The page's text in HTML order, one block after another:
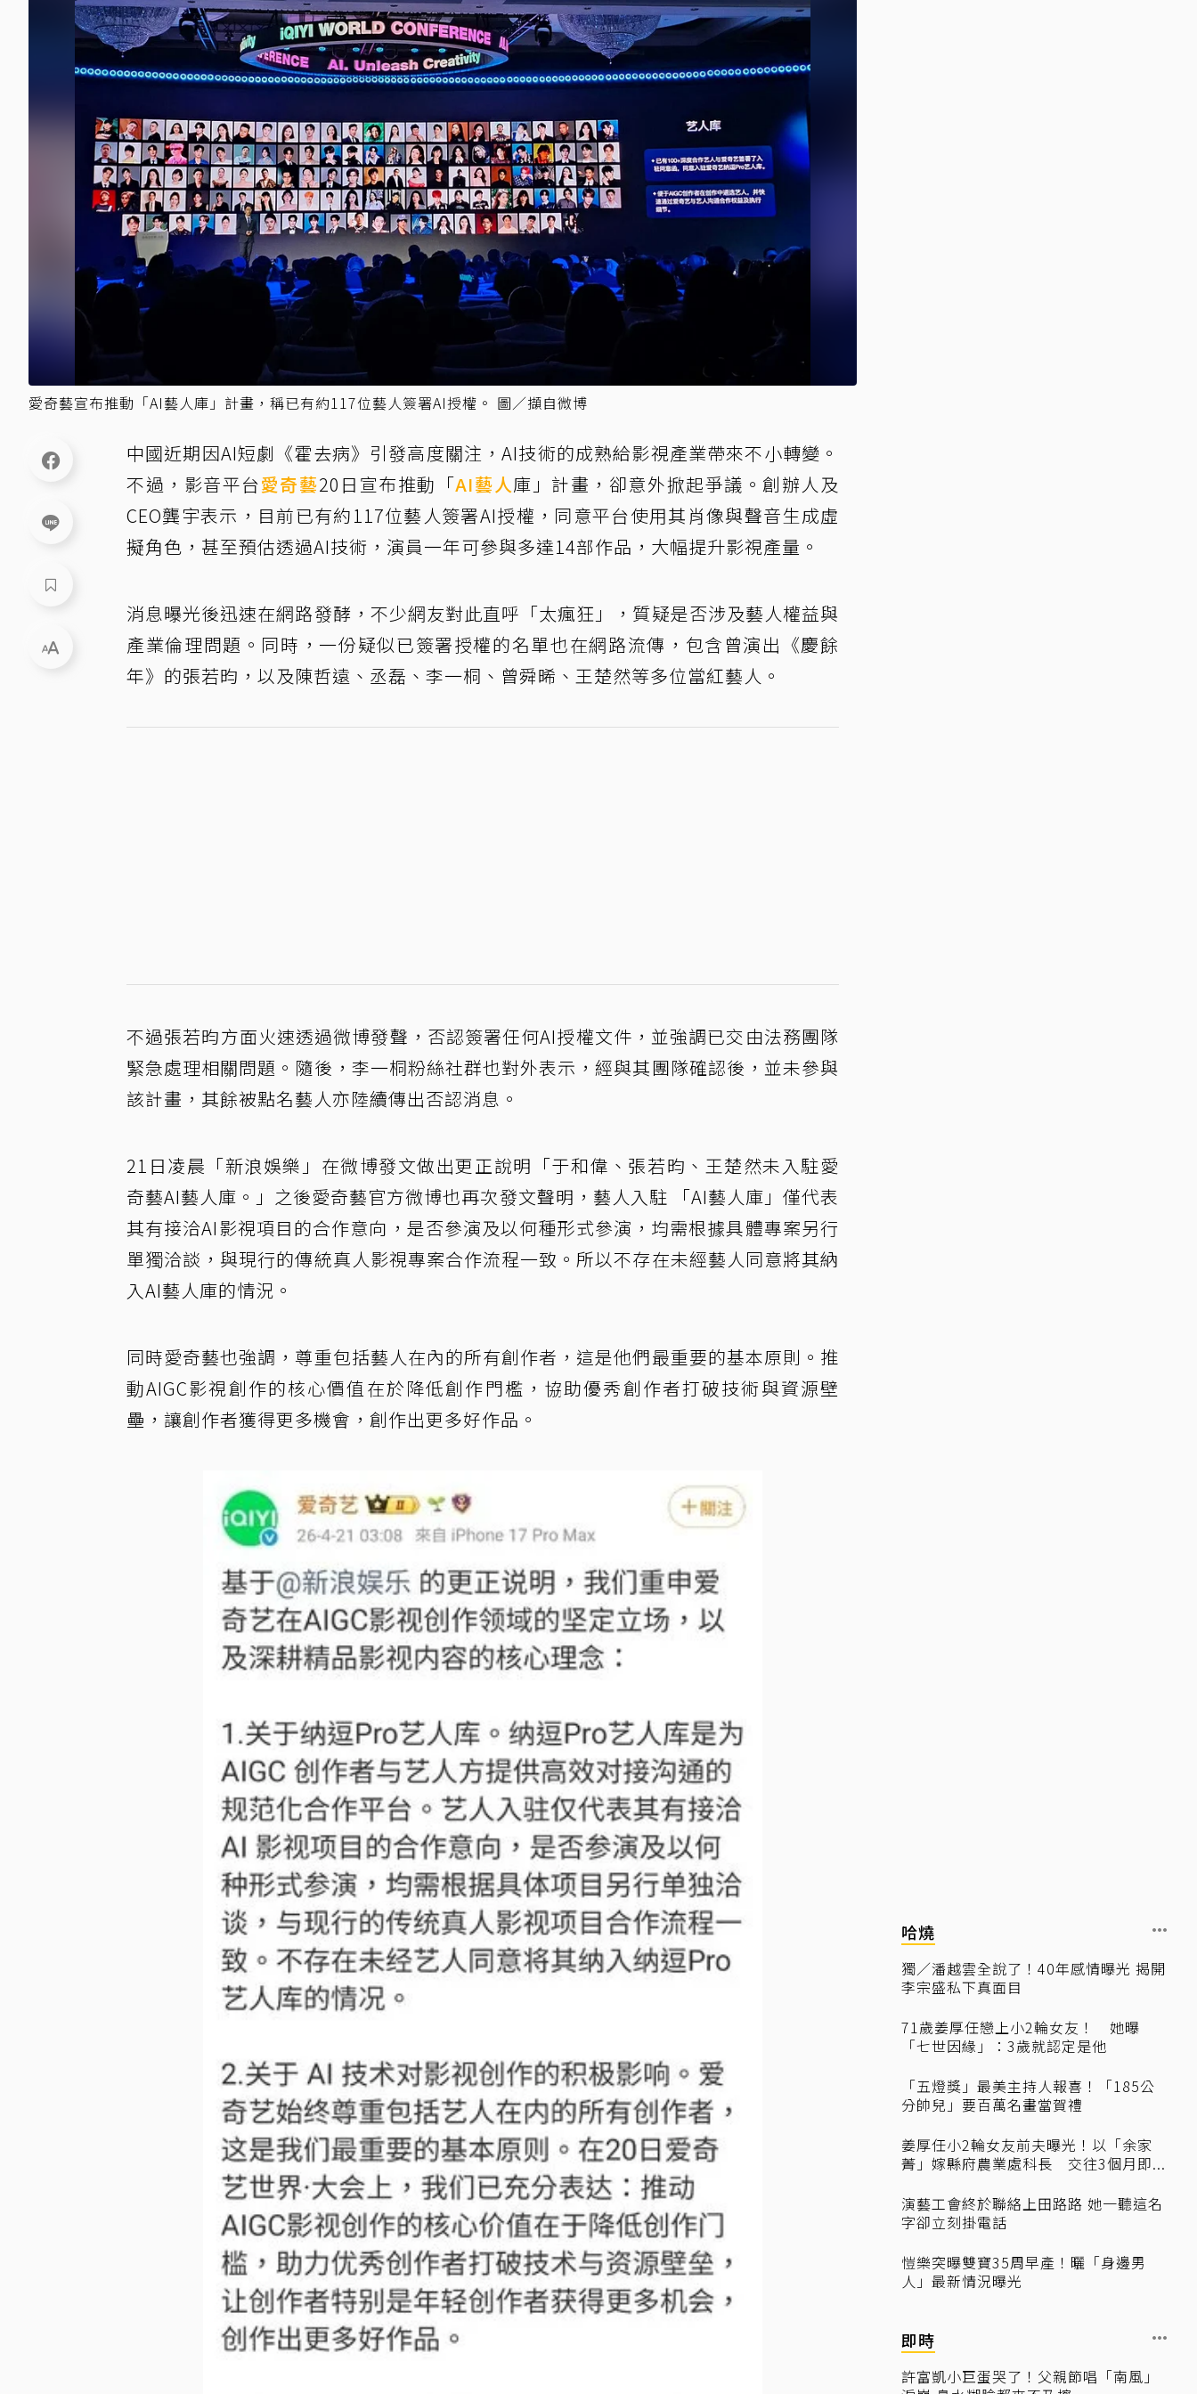
愛奇藝宣布推動「AI藝人庫」計畫，稱已有約117位藝人簽署AI授權。 圖／擷自微博
中國近期因AI短劇《霍去病》引發高度關注，AI技術的成熟給影視產業帶來不小轉變。
不過，影音平台愛奇藝20日宣布推動「AI藝人庫」計畫，卻意外掀起爭議。創辦人及
CEO龔宇表示，目前已有約117位藝人簽署AI授權，同意平台使用其肖像與聲音生成虛
擬角色，甚至預估透過AI技術，演員一年可參與多達14部作品，大幅提升影視產量。
消息曝光後迅速在網路發酵，不少網友對此直呼「太瘋狂」，質疑是否涉及藝人權益與
產業倫理問題。同時，一份疑似已簽署授權的名單也在網路流傳，包含曾演出《慶餘
年》的張若昀，以及陳哲遠、丞磊、李一桐、曾舜晞、王楚然等多位當紅藝人。
不過張若昀方面火速透過微博發聲，否認簽署任何AI授權文件，並強調已交由法務團隊
緊急處理相關問題。隨後，李一桐粉絲社群也對外表示，經與其團隊確認後，並未參與
該計畫，其餘被點名藝人亦陸續傳出否認消息。
21日凌晨「新浪娛樂」在微博發文做出更正說明「于和偉、張若昀、王楚然未入駐愛
奇藝AI藝人庫。」之後愛奇藝官方微博也再次發文聲明，藝人入駐 「AI藝人庫」僅代表
其有接洽AI影視項目的合作意向，是否參演及以何種形式參演，均需根據具體專案另行
單獨洽談，與現行的傳統真人影視專案合作流程一致。所以不存在未經藝人同意將其納
入AI藝人庫的情況。
同時愛奇藝也強調，尊重包括藝人在內的所有創作者，這是他們最重要的基本原則。推
動AIGC影視創作的核心價值在於降低創作門檻，協助優秀創作者打破技術與資源壁
壘，讓創作者獲得更多機會，創作出更多好作品。
哈燒
獨／潘越雲全說了！40年感情曝光 揭開
李宗盛私下真面目
71歲姜厚任戀上小2輪女友！ 她曝
「七世因緣」：3歲就認定是他
「五燈獎」最美主持人報喜！「185公
分帥兒」要百萬名畫當賀禮
姜厚任小2輪女友前夫曝光！以「余家
菁」嫁縣府農業處科長 交往3個月即...
演藝工會終於聯絡上田路路 她一聽這名
字卻立刻掛電話
愷樂突曝雙寶35周早產！曬「身邊男
人」最新情況曝光
即時
許富凱小巨蛋哭了！父親節唱「南風」